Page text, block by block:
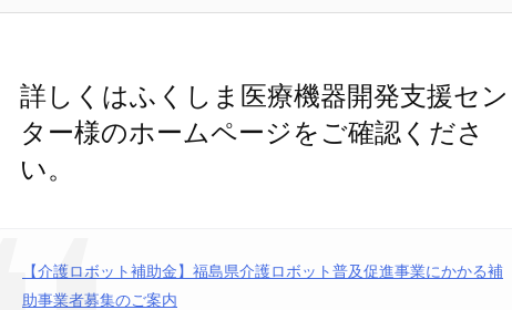
詳しくはふくしま医療機器開発支援セン
ター様のホームページをご確認くださ
い。
【介護ロボット補助金】福島県介護ロボット普及促進事業にかかる補
助事業者募集のご案内